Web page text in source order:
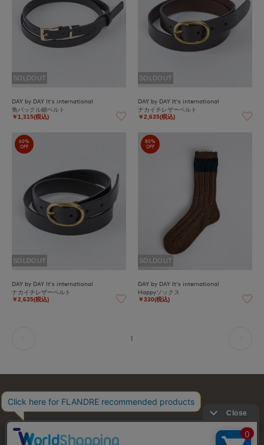
SOLDOUT
DAY by DAY It's international
角バックル細ベルト
￥1,315(税込)
SOLDOUT
DAY by DAY It's international
ナカイチレザーベルト
￥2,635(税込)
60%
OFF
SOLDOUT
DAY by DAY It's international
ナカイチレザーベルト
￥2,635(税込)
80%
OFF
SOLDOUT
DAY by DAY It's international
Happyソックス
￥330(税込)
1
お問い合わせ 利用規約 プライバシーポリシー